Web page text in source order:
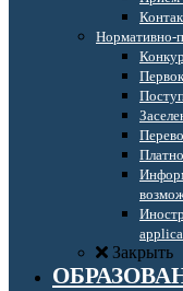
Нормативно-
Закрыть